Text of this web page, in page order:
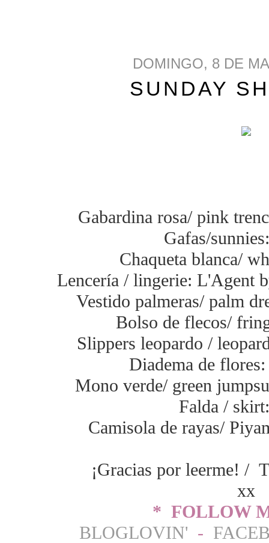
DOMINGO, 8 DE
SUNDAY
Gabardina rosa/ pink
Gafas/
Chaqueta blanca/
Lencería / lingerie: L'Agent
Vestido palmeras/ palm
Bolso de flecos/
Slippers leopardo /
Diadema de
Mono verde/ green
Falda /
Camisola de rayas/
¡Gracias por leerme! /
xx
* FOLLOW
BLOGLOVIN' -